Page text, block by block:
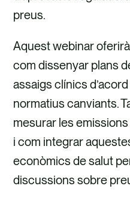
preus.
Aquest webinar
com dissenyar plans
assaigs clínics
normatius canviants.
mesurar les
i com integrar
econòmics de salut
discussions sobre